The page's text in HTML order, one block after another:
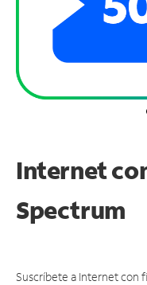
Internet
Spectrum
Suscríbete a Internet con